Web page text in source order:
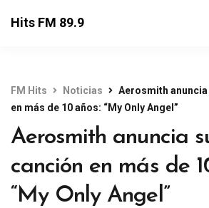
Hits FM 89.9
FM Hits Noticias
Aerosmith
en más de 10 años: “My Only Angel”
Aerosmith anuncia
canción en más de
“My Only Angel”